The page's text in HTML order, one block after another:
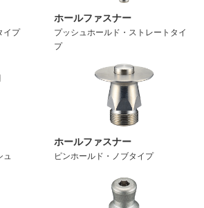
イプ
ホールファスナー
プッシュホールド・ストレートタイ
プ
ュ
ホールファスナー
ピンホールド・ノブタイプ